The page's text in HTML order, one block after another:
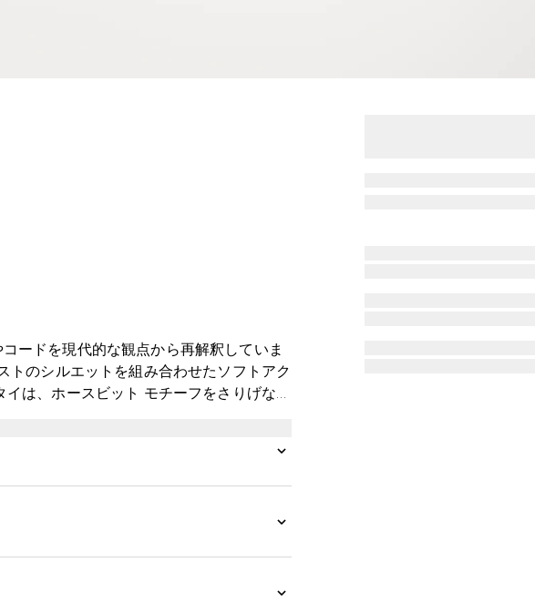
ードを現代的な観点から再解釈していま
トのシルエットを組み合わせたソフトアク
は、ホースビット モチーフをさりげなく